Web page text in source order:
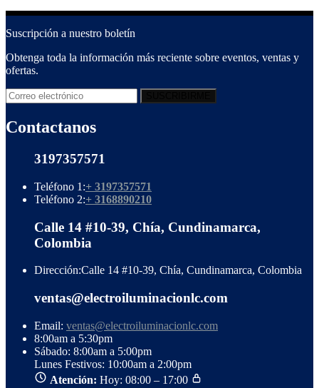
Suscripción a nuestro boletín
Obtenga toda la información más reciente sobre eventos, ventas y
ofertas.
Contactanos
3197357571
Teléfono 1:+ 3197357571
Teléfono 2:+ 3168890210
Calle 14 #10-39, Chía, Cundinamarca,
Colombia
Dirección:Calle 14 #10-39, Chía, Cundinamarca, Colombia
ventas@electroiluminacionlc.com
Email: ventas@electroiluminacionlc.com
8:00am a 5:30pm
Sábado: 8:00am a 5:00pm
Lunes Festivos: 10:00am a 2:00pm
Atención: Hoy: 08:00 – 17:00